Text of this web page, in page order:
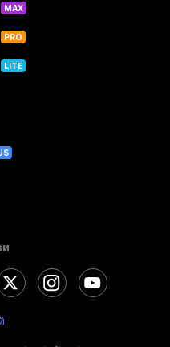
MAX
PRO
LITE